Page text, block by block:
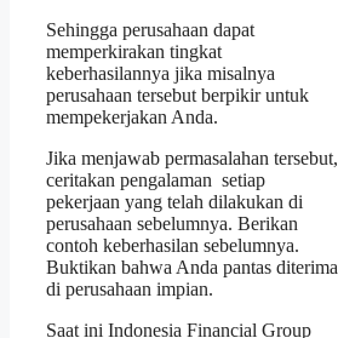
Sehingga perusahaan dapat
memperkirakan tingkat
keberhasilannya jika misalnya
perusahaan tersebut berpikir untuk
mempekerjakan Anda.
Jika menjawab permasalahan tersebut,
ceritakan pengalaman setiap
pekerjaan yang telah dilakukan di
perusahaan sebelumnya. Berikan
contoh keberhasilan sebelumnya.
Buktikan bahwa Anda pantas diterima
di perusahaan impian.
Saat ini Indonesia Financial Group